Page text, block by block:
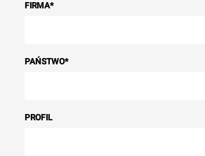
FIRMA*
PAŃSTWO*
PROFIL